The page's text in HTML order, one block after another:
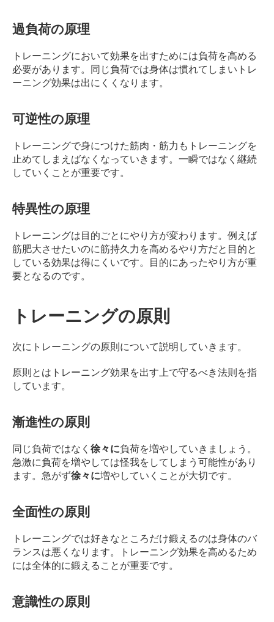
丘
過負荷の原理
トレーニングにおいて効果を出すためには負荷を高める
必要があります。
同じ負荷では身体は慣れてしまいトレ
ーニング効果は出にくくなります。
可逆性の原理
トレーニングで身につけた筋肉・筋力もトレーニングを
止めてしまえばなくなっていきます。 一瞬ではなく継続
していくことが重要です。
特異性の原理
トレーニングは目的ごとにやり方が変わります。 例えば
筋肥大させたいのに筋持久力を高めるやり方だと目的と
している効果は得にくいです。
目的にあったやり方が重
要となるのです。
トレーニングの原則
次にトレーニングの原則について説明していきます。
原則とはトレーニング効果を出す上で守るべき法則を指
しています。
漸進性の原則
同じ負荷ではなく 徐々に負荷を増やしていきましょう。
急激に負荷を増やしては怪我をしてしまう可能性があり
ます。 急がず徐々に増やしていくことが大切です。
全面性の原則
トレーニングでは好きなところだけ鍛えるのは身体のバ
ランスは悪くなります。
トレーニング効果を高めるため
には全体的に鍛えることが重要です。
意識性の原則